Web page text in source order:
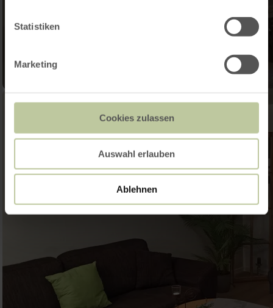
Statistiken
Marketing
Cookies zulassen
Auswahl erlauben
Ablehnen